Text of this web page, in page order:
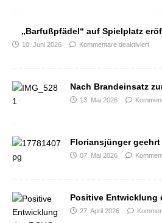
„Barfußpfädel“ auf Spielplatz
10. Juni 2026 Kommentare deaktiviert
Nach Brandeinsatz
13. Mai 2026
Floriansjünger
07. Mai 2026
Positive Entwicklung
27. April 2026